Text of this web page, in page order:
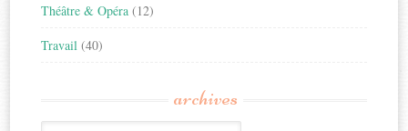
Théâtre & Opéra (12)
Travail (40)
archives